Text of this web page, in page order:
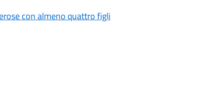
con almeno quattro figli